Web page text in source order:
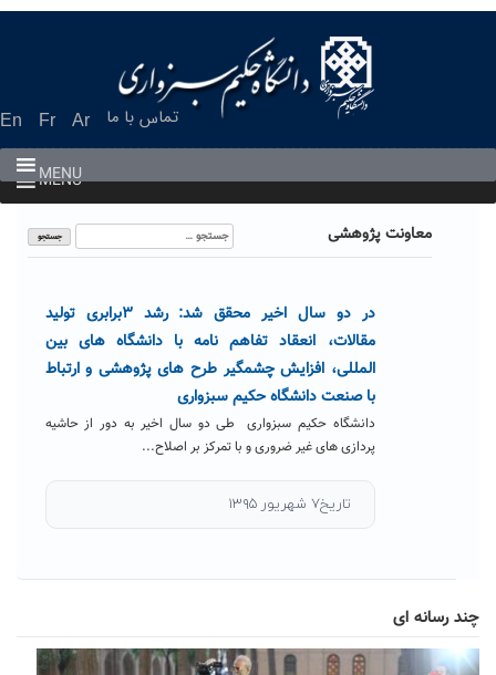
En Fr Ar تماس با ما
MENU
MENU
معاونت پژوهشی
جستجو
برای:
در دو سال اخیر محقق شد: رشد ۳برابری تولید
مقالات، انعقاد تفاهم نامه با دانشگاه های بین
المللی، افزایش چشمگیر طرح های پژوهشی و ارتباط
با صنعت دانشگاه حکیم سبزواری
دانشگاه حکیم سبزواری طی دو سال اخیر به دور از حاشیه
پردازی های غیر ضروری و با تمرکز بر اصلاح...
تاریخ۷ شهریور ۱۳۹۵
چند رسانه ای